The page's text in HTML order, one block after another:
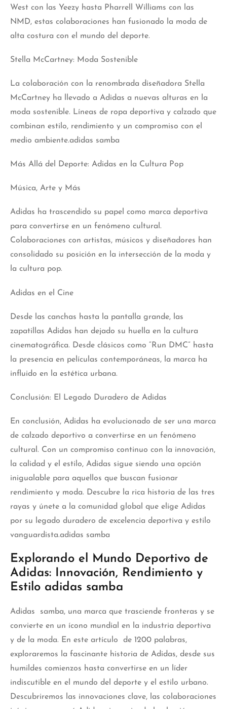
West con las Yeezy hasta Pharrell Williams con las
NMD, estas colaboraciones han fusionado la moda de
alta costura con el mundo del deporte.
Stella McCartney: Moda Sostenible
La colaboración con la renombrada diseñadora Stella
McCartney ha llevado a Adidas a nuevas alturas en la
moda sostenible. Líneas de ropa deportiva y calzado que
combinan estilo, rendimiento y un compromiso con el
medio ambiente.adidas samba
Más Allá del Deporte: Adidas en la Cultura Pop
Música, Arte y Más
Adidas ha trascendido su papel como marca deportiva
para convertirse en un fenómeno cultural.
Colaboraciones con artistas, músicos y diseñadores han
consolidado su posición en la intersección de la moda y
la cultura pop.
Adidas en el Cine
Desde las canchas hasta la pantalla grande, las
zapatillas Adidas han dejado su huella en la cultura
cinematográfica. Desde clásicos como “Run DMC” hasta
la presencia en películas contemporáneas, la marca ha
influido en la estética urbana.
Conclusión: El Legado Duradero de Adidas
En conclusión, Adidas ha evolucionado de ser una marca
de calzado deportivo a convertirse en un fenómeno
cultural. Con un compromiso continuo con la innovación,
la calidad y el estilo, Adidas sigue siendo una opción
inigualable para aquellos que buscan fusionar
rendimiento y moda. Descubre la rica historia de las tres
rayas y únete a la comunidad global que elige Adidas
por su legado duradero de excelencia deportiva y estilo
vanguardista.adidas samba
Explorando el Mundo Deportivo de
Adidas: Innovación, Rendimiento y
Estilo adidas samba
Adidas samba, una marca que trasciende fronteras y se
convierte en un ícono mundial en la industria deportiva
y de la moda. En este artículo de 1200 palabras,
exploraremos la fascinante historia de Adidas, desde sus
humildes comienzos hasta convertirse en un líder
indiscutible en el mundo del deporte y el estilo urbano.
Descubriremos las innovaciones clave, las colaboraciones